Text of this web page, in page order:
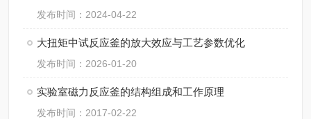
发布时间：2024-04-22
大扭矩中试反应釜的放大效应与工艺参数优化
发布时间：2026-01-20
实验室磁力反应釜的结构组成和工作原理
发布时间：2017-02-22